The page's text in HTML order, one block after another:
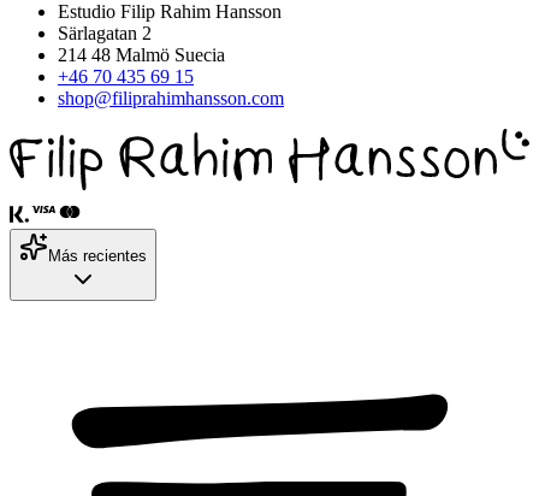
Estudio Filip Rahim Hansson
Särlagatan 2
214 48 Malmö Suecia
+46 70 435 69 15
shop@filiprahimhansson.com
Más recientes